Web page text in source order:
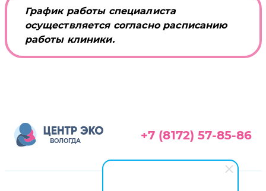
График работы специалиста
осуществляется согласно расписанию
работы клиники.
ВОЛОГДА +7 (8172) 57-85-86